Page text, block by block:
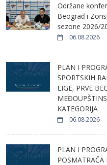
Održane
Beograd i
sezone 2026/
06.08.2026
PLAN I
SPORTSKIH
LIGE, PRVE
KATEGORIJA
06.08.2026
PLAN I
POSMATRAČA